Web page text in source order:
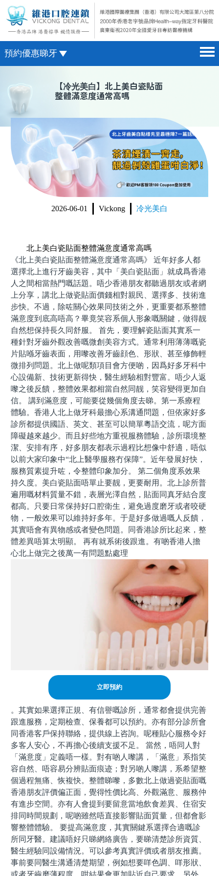
預約優惠睇牙
醫院簡介 hospital introduction
醫生介紹 doctor introduction
醫療新聞 medical news
種植牙 dental implant
箍牙 orthodontics
收費標準 change standard
微信預約
WhatsApp預約
【冷光美白】北上美白瓷貼面
整體滿意度通常高嗎
2026-06-01 Vickong 冷光美白
北上美白瓷貼面整體滿意度通常高嗎
《北上美白瓷貼面整體滿意度通常高嗎》 近年好多人都
選擇北上進行牙齒美容，其中「美白瓷貼面」就成爲香港
人之間相當熱門嘅話題。唔少香港朋友都聽過朋友或者網
上分享，講北上做瓷貼面價錢相對親民、選擇多、技術進
步快。不過，除咗關心效果同技術之外，更重要都系整體
滿意度到底高唔高？畢竟笑容系個人形象嘅關鍵，做得靓
自然想保持長久同舒服。 首先，要理解瓷貼面其實系一
種針對牙齒外觀改善嘅微創美容方式。通常利用薄薄嘅瓷
片貼喺牙齒表面，用嚟改善牙齒顔色、形狀、甚至修飾輕
微排列問題。北上做呢類項目會方便啲，因爲好多牙科中
心設備新、技術更新得快，醫生經驗相對豐富。唔少人返
嚟之後反饋，整體效果都相當自然同靓，笑容變得更加自
信。 講到滿意度，可能要從幾個角度去睇。第一系療程
體驗。香港人北上做牙科最擔心系溝通問題，但依家好多
診所都提供國語、英文、甚至可以簡單粵語交流，呢方面
障礙越來越少。而且好些地方重視服務體驗，診所環境整
潔、安排有序，好多朋友都表示過程比想像中舒適，唔似
以前大家印象中“北上醫學服務冇保障”。近年發展好快，
服務質素提升咗，令整體印象加分。 第二個角度系效果
持久度。美白瓷貼面唔單止要靓，更要耐用。北上診所普
遍用嘅材料質量不錯，表層光澤自然，貼面同真牙結合度
都高。只要日常保持好口腔衛生，避免過度磨牙或者咬硬
物，一般效果可以維持好多年。于是好多做過嘅人反饋，
其實唔會有異物感或者變色問題。同香港診所比起來，整
體差異唔算太明顯。 再有就系術後跟進。有啲香港人擔
心北上做完之後萬一有問題點處理
立即預約
。其實如果選擇正規、有信譽嘅診所，通常都會提供完善
跟進服務，定期檢查、保養都可以預約。亦有部分診所會
同香港客戶保持聯絡，提供線上咨詢。呢種貼心服務令好
多客人安心，不再擔心後續支援不足。 當然，唔同人對
「滿意度」定義唔一樣。對有啲人嚟講，「滿意」系指笑
容自然、唔容易分辨貼面痕迹；對另啲人嚟講，系希望整
個過程無痛、恢複快。整體睇嚟，多數北上做過瓷貼面嘅
香港朋友評價偏正面，覺得性價比高、外觀滿意、服務仲
有進步空間。亦有人會提到要留意當地飲食差異、住宿安
排同時間規劃，呢啲雖然唔直接影響貼面質量，但都會影
響整體體驗。 要提高滿意度，其實關鍵系選擇合適嘅診
所同牙醫。建議唔好只睇網絡廣告，要睇清楚診所資質、
醫生經驗同設備情況。可以參考真實評價或者朋友推薦。
事前要同醫生溝通清楚期望，例如想要咩色調、咩形狀、
或者牙齒磨薄程度，咁結果會更加貼近自己要求。另外，